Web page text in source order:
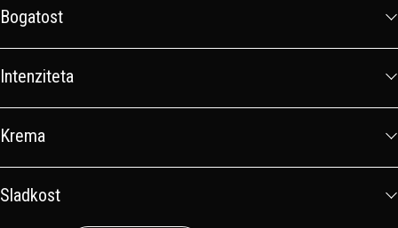
Bogatost
Intenziteta
Krema
Sladkost